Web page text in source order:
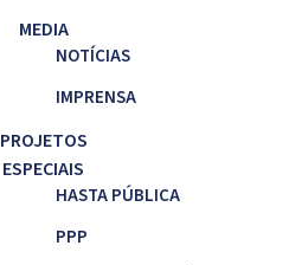
MEDIA
NOTÍCIAS
IMPRENSA
PROJETOS
ESPECIAIS
HASTA PÚBLICA
PPP